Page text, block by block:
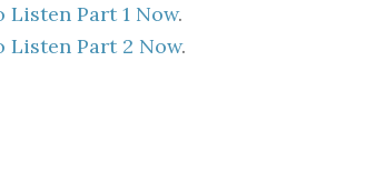
Listen Part 1 Now.
Listen Part 2 Now.